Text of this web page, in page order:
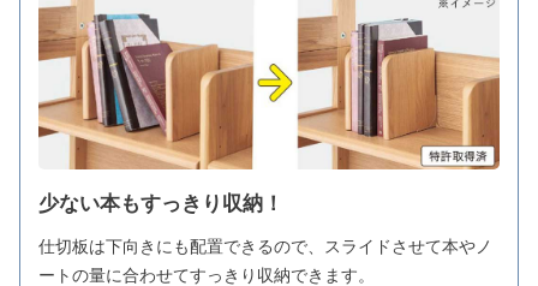
少ない本もすっきり収納！
仕切板は下向きにも配置できるので、スライドさせて本やノ
ートの量に合わせてすっきり収納できます。